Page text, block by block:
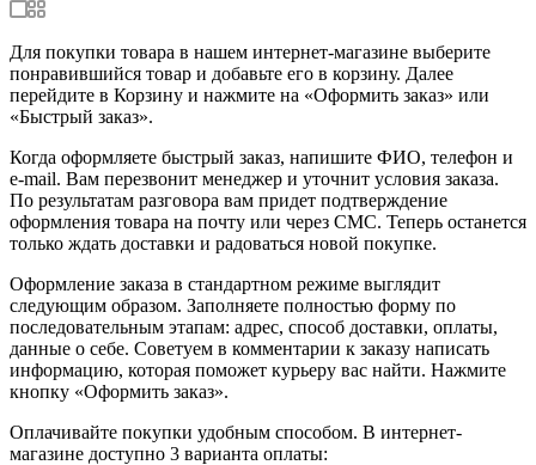
Для покупки товара в нашем интернет-магазине выберите
понравившийся товар и добавьте его в корзину. Далее
перейдите в Корзину и нажмите на «Оформить заказ» или
«Быстрый заказ».
Когда оформляете быстрый заказ, напишите ФИО, телефон и
e-mail. Вам перезвонит менеджер и уточнит условия заказа.
По результатам разговора вам придет подтверждение
оформления товара на почту или через СМС. Теперь останется
только ждать доставки и радоваться новой покупке.
Оформление заказа в стандартном режиме выглядит
следующим образом. Заполняете полностью форму по
последовательным этапам: адрес, способ доставки, оплаты,
данные о себе. Советуем в комментарии к заказу написать
информацию, которая поможет курьеру вас найти. Нажмите
кнопку «Оформить заказ».
Оплачивайте покупки удобным способом. В интернет-
магазине доступно 3 варианта оплаты: